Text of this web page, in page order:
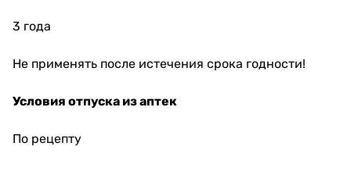
3 года
Не применять после истечения срока годности!
Условия отпуска из аптек
По рецепту